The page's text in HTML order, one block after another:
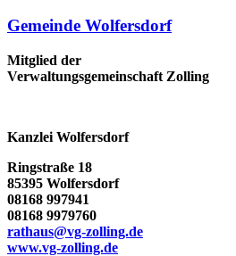
Gemeinde Wolfersdorf
Mitglied der
Verwaltungsgemeinschaft Zolling
Kanzlei Wolfersdorf
Ringstraße 18
85395 Wolfersdorf
08168 997941
08168 9979760
rathaus@vg-zolling.de
www.vg-zolling.de